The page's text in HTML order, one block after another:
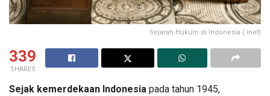
Sejarah Hukum di Indonesia (.inet)
339
SHARES
Sejak kemerdekaan Indonesia pada tahun 1945,